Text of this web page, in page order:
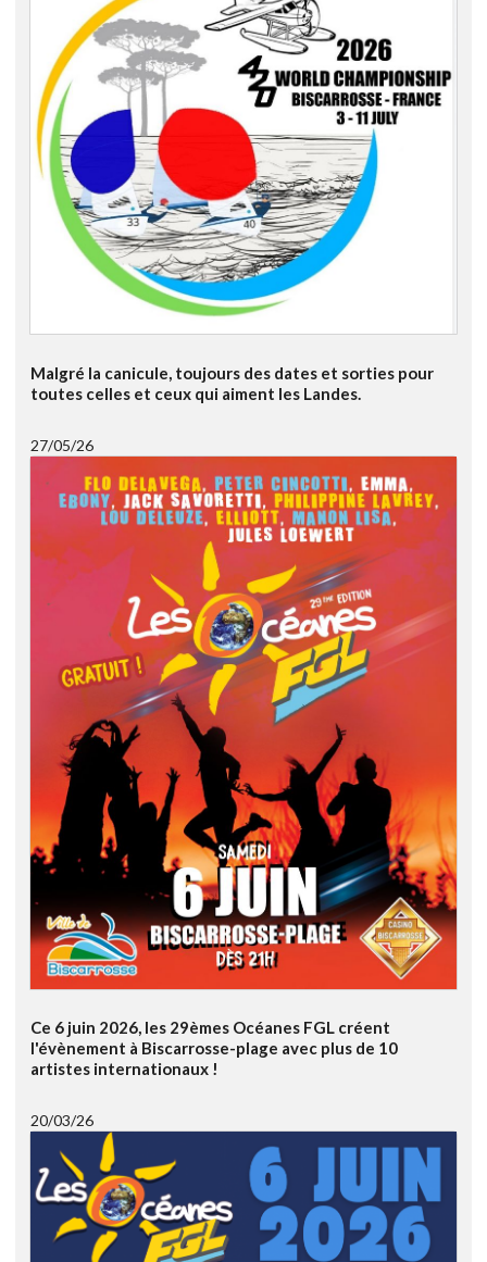
Malgré la canicule, toujours des dates et sorties pour
toutes celles et ceux qui aiment les Landes.
27/05/26
Ce 6 juin 2026, les 29èmes Océanes FGL créent
l'évènement à Biscarrosse-plage avec plus de 10
artistes internationaux !
20/03/26